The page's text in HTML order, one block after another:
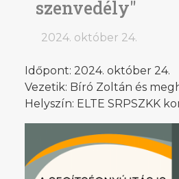
szenvedély"
2024. október 24.
Időpont: 2024. október 24.
Vezetik: Bíró Zoltán és
Helyszín: ELTE SRPSZKK